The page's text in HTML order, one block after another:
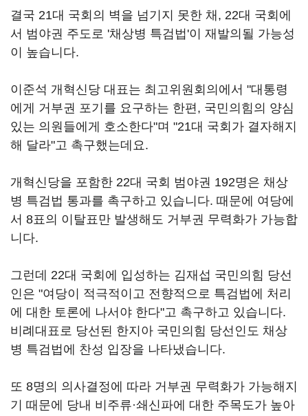
결국 21대 국회의 벽을 넘기지 못한 채, 22대 국회에
서 범야권 주도로 '채상병 특검법'이 재발의될 가능성
이 높습니다.
이준석 개혁신당 대표는 최고위원회의에서 "대통령
에게 거부권 포기를 요구하는 한편, 국민의힘의 양심
있는 의원들에게 호소한다"며 "21대 국회가 결자해지
해 달라"고 촉구했는데요.
개혁신당을 포함한 22대 국회 범야권 192명은 채상
병 특검법 통과를 촉구하고 있습니다. 때문에 여당에
서 8표의 이탈표만 발생해도 거부권 무력화가 가능합
니다.
그런데 22대 국회에 입성하는 김재섭 국민의힘 당선
인은 "여당이 적극적이고 전향적으로 특검법에 처리
에 대한 토론에 나서야 한다"고 촉구하고 있습니다.
비례대표로 당선된 한지아 국민의힘 당선인도 채상
병 특검법에 찬성 입장을 나타냈습니다.
또 8명의 의사결정에 따라 거부권 무력화가 가능해지
기 때문에 당내 비주류·쇄신파에 대한 주목도가 높아